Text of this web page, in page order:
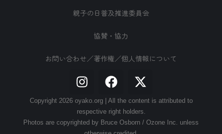
親子の日普及推進委員会
協賛・協力
お問い合わせ／著作権／個人情報について
Copyright 2026 oyako.org | All the content is attributed to
respective right holders.
Photos are copyrighted by Bruce Osborn / Ozone Inc. unless